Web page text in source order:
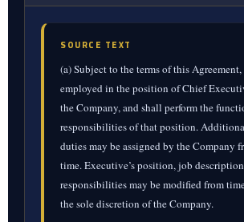
SOURCE TEXT
(a) Subject to the terms of this
employed in the position of Chief
the Company, and shall perform the
responsibilities of that position.
duties may be assigned by the Company
time. Executive’s position, job
responsibilities may be modified from
the sole discretion of the Company.